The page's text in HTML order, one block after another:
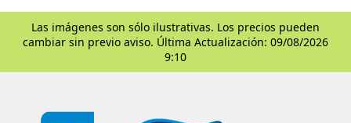
Las imágenes son sólo ilustrativas. Los precios pueden
cambiar sin previo aviso. Última Actualización: 09/08/2026
9:10